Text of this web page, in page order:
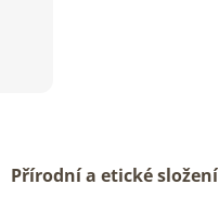
Přírodní a etické složení